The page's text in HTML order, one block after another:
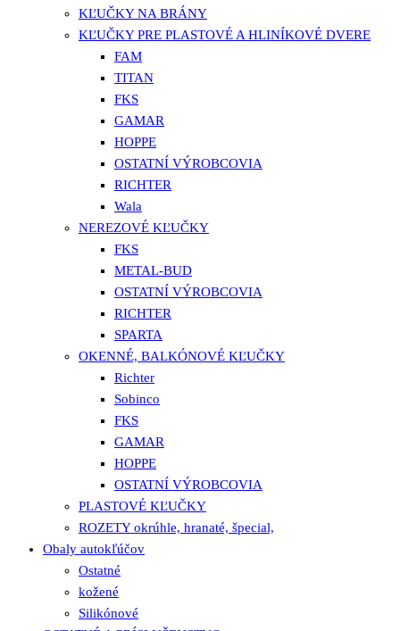
KĽUČKY NA BRÁNY
KĽUČKY PRE PLASTOVÉ A HLINÍKOVÉ DVERE
FAM
TITAN
FKS
GAMAR
HOPPE
OSTATNÍ VÝROBCOVIA
RICHTER
Wala
NEREZOVÉ KĽUČKY
FKS
METAL-BUD
OSTATNÍ VÝROBCOVIA
RICHTER
SPARTA
OKENNÉ, BALKÓNOVÉ KĽUČKY
Richter
Sobinco
FKS
GAMAR
HOPPE
OSTATNÍ VÝROBCOVIA
PLASTOVÉ KĽUČKY
ROZETY okrúhle, hranaté, špecial,
Obaly autokľúčov
Ostatné
kožené
Silikónové